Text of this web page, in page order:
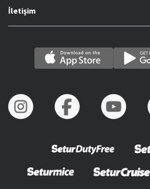
İletişim